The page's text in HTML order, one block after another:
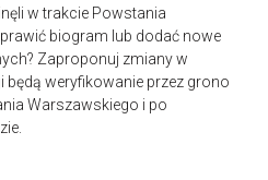
w trakcie Powstania
biogram lub dodać nowe
Zaproponuj zmiany w
weryfikowanie przez grono
Warszawskiego i po